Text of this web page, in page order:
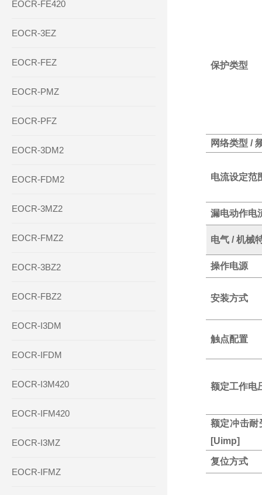
EOCR-FE420
EOCR-3EZ
EOCR-FEZ
EOCR-PMZ
EOCR-PFZ
EOCR-3DM2
EOCR-FDM2
EOCR-3MZ2
EOCR-FMZ2
EOCR-3BZ2
EOCR-FBZ2
EOCR-I3DM
EOCR-IFDM
EOCR-I3M420
EOCR-IFM420
EOCR-I3MZ
EOCR-IFMZ
保护类型
网络类型 /
电流设定范
漏电动作电
电气 / 机械
操作电源
安装方式
触点配置
额定工作电
额定冲击耐
[Uimp]
复位方式